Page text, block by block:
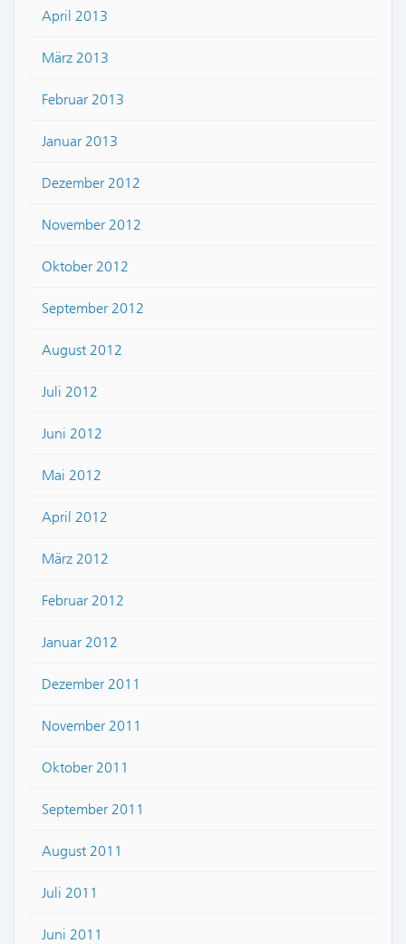
April 2013
März 2013
Februar 2013
Januar 2013
Dezember 2012
November 2012
Oktober 2012
September 2012
August 2012
Juli 2012
Juni 2012
Mai 2012
April 2012
März 2012
Februar 2012
Januar 2012
Dezember 2011
November 2011
Oktober 2011
September 2011
August 2011
Juli 2011
Juni 2011